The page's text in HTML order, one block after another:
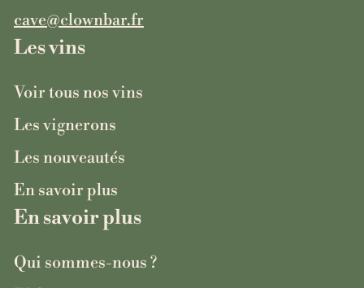
cave@clownbar.fr
Les vins
Voir tous nos vins
Les vignerons
Les nouveautés
En savoir plus
En savoir plus
Qui sommes-nous ?